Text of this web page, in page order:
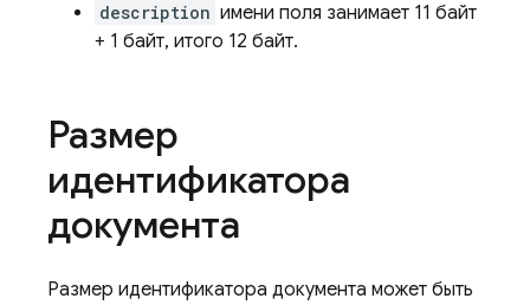
description имени поля занимает 11 байт
+ 1 байт, итого 12 байт.
Размер
идентификатора
документа
Размер идентификатора документа может быть